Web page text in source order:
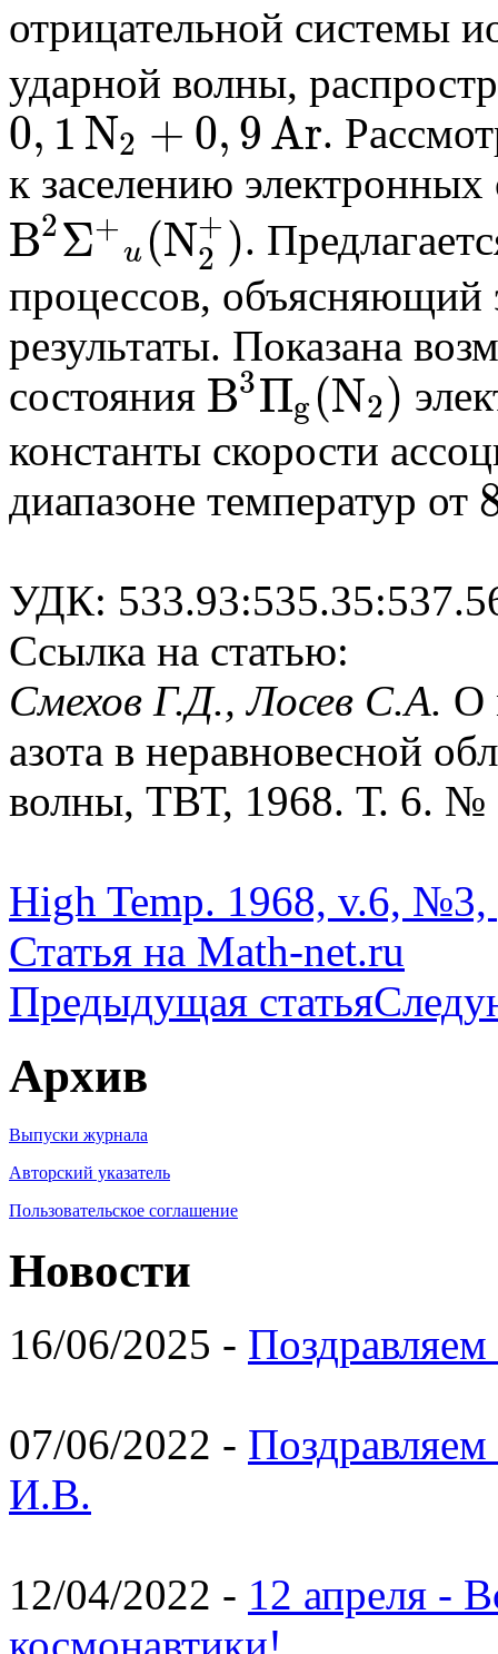
отрицательной системы
ударной волны,
0, 1 N2 + 0, 9 Ar
0,1 N +0, A r
.
к заселению
B2Σ+
u (N+
2 )
B2Σ N2+
.
процессов, объясняющий
результаты. Показана
состояния B3Πg (N2)
B3Π N2)
константы скорости
диапазоне температур от
УДК:
Ссылка на статью:
Смехов Г.Д., Лосев С.А. О
азота в неравновесной
волны, ТВТ, 1968. Т. 6. №
High Temp. 1968, v.6, №3,
Статья на Math-net.ru
Предыдущая статья
Архив
Выпуски журнала
Авторский указатель
Пользовательское соглашение
Новости
16/06/2025 -
07/06/2022 -
И.В.
12/04/2022 - 12 апреля -